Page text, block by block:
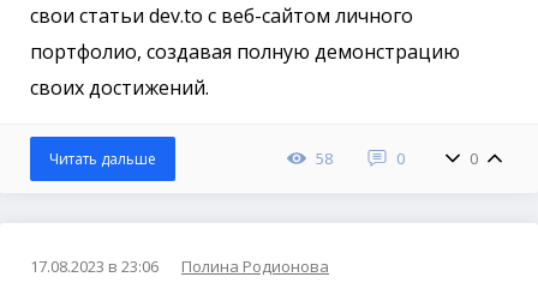
свои статьи dev.to с веб-сайтом личного
портфолио, создавая полную демонстрацию
своих достижений.
58 0 0
Читать дальше
17.08.2023 в 23:06 Полина Родионова